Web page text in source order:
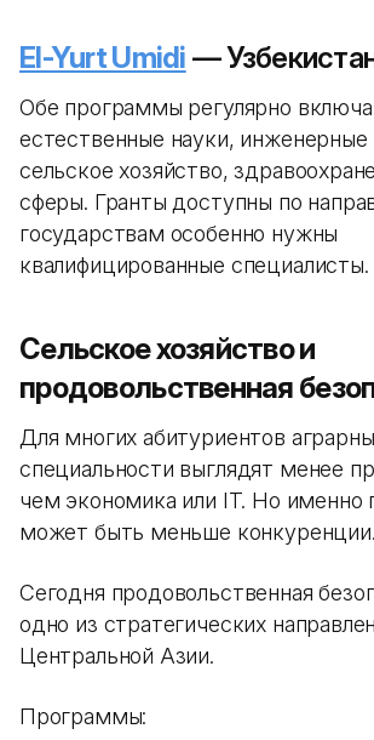
El-Yurt Umidi —
Обе программы регулярно
естественные науки, инженерные
сельское хозяйство,
сферы. Гранты доступны по
государствам особенно нужны
квалифицированные специалисты.
Сельское хозяйство и
продовольственная
Для многих абитуриентов
специальности выглядят менее
чем экономика или IT. Но именно
может быть меньше конкуренции.
Сегодня продовольственная
одно из стратегических
Центральной Азии.
Программы: